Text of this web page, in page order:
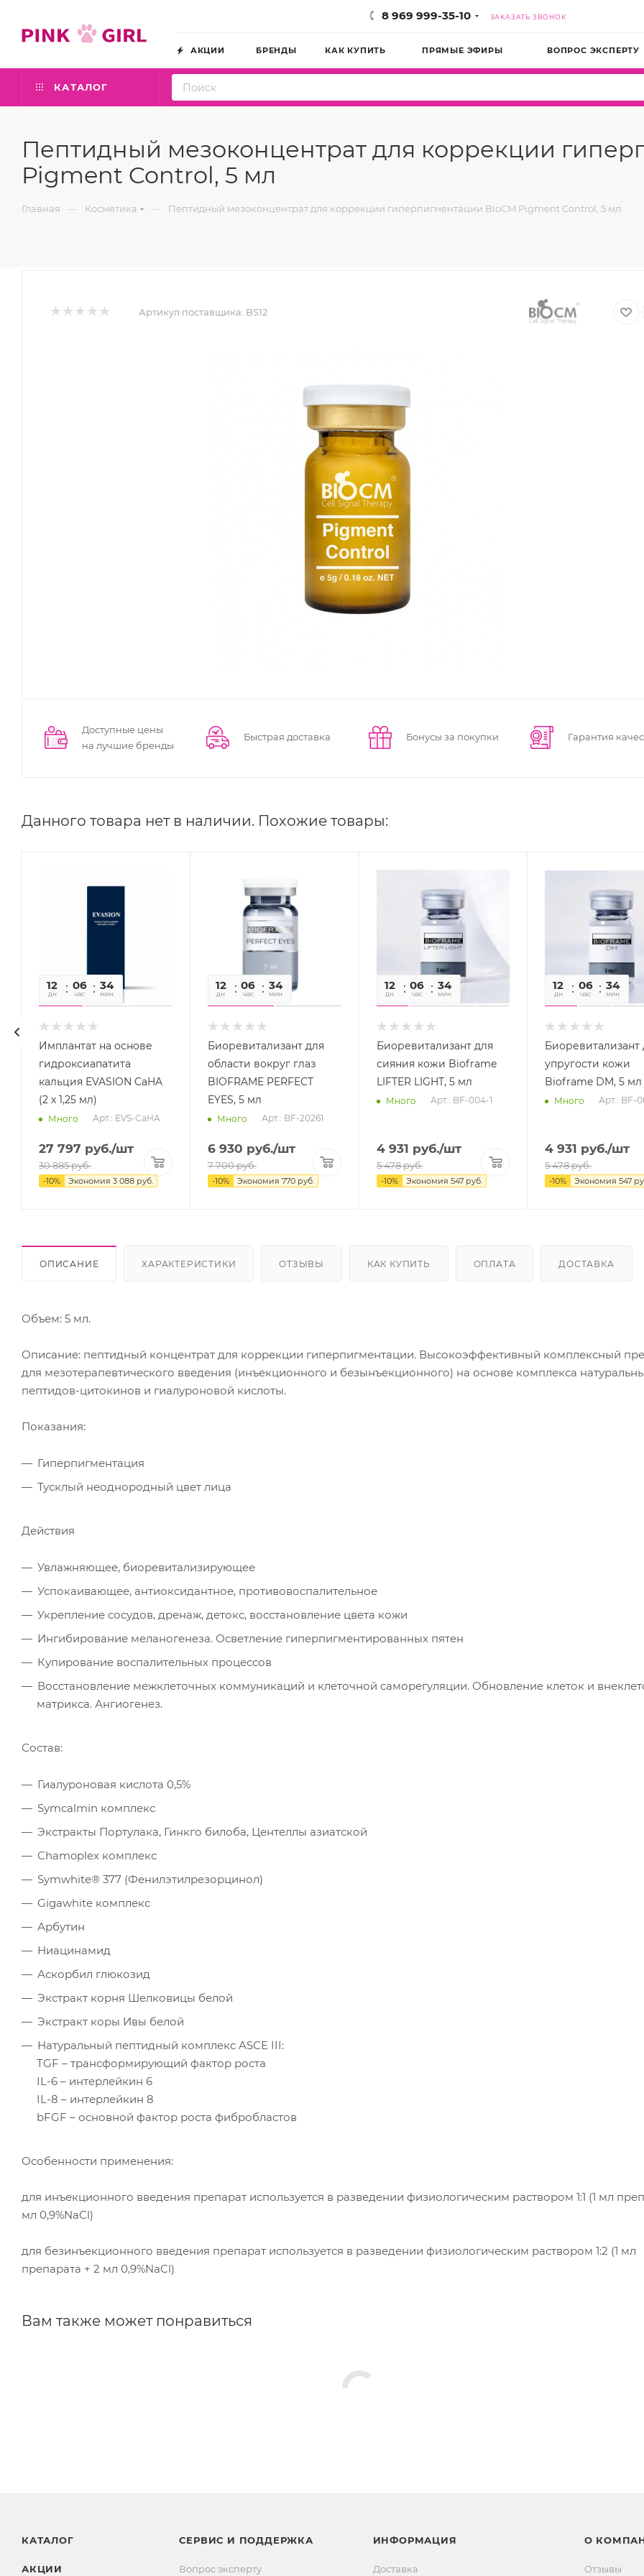
8 969 999-35-10 ЗАКАЗАТЬ ЗВОНОК
АКЦИИ БРЕНДЫ КАК КУПИТЬ ПРЯМЫЕ ЭФИРЫ ВОПРОС ЭКСПЕРТУ
КАТАЛОГ
Пептидный мезоконцентрат для коррекции
Pigment Control, 5 мл
Главная — Косметика — Пептидный мезоконцентрат для коррекции гиперпигментации BioCM Pigment Control, 5 мл
Артикул поставщика: BS12
Доступные цены
на лучшие бренды
Быстрая доставка Бонусы за покупки Гарантия
Данного товара нет в наличии. Похожие товары:
12
дн
06
час
34
мин
09
Имплантат на основе
гидроксиапатита
кальция EVASION CaHA
(2 х 1,25 мл)
Много Арт.: EVS-CaHA
27 797 руб./шт
30 885руб.
-10% Экономия 3 088 руб.
12
дн
06
час
34
мин
09
Биоревитализант для
области вокруг глаз
BIOFRAME PERFECT
EYES, 5 мл
Много Арт.: BF-20261
6 930 руб./шт
7 700руб.
-10% Экономия 770руб.
12
дн
06
час
34
мин
09
Биоревитализант для
сияния кожи Bioframe
LIFTER LIGHT, 5 мл
Много Арт.: BF-004-1
4 931 руб./шт
5 478руб.
-10% Экономия 547руб.
12
дн
06
час
34
мин
09
Биоревитализант
упругости кожи
Bioframe DM, 5 мл
Много Арт.: BF-
4 931 руб./шт
5 478руб.
-10% Экономия 547
ОПИСАНИЕ ХАРАКТЕРИСТИКИ ОТЗЫВЫ КАК КУПИТЬ ОПЛАТА ДОСТАВКА
Объем: 5 мл.
Описание: пептидный концентрат для коррекции гиперпигментации. Высокоэффективный комплексный
для мезотерапевтического введения (инъекционного и безынъекционного) на основе комплекса
пептидов-цитокинов и гиалуроновой кислоты.
Показания:
Гиперпигментация
Тусклый неоднородный цвет лица
Действия
Увлажняющее, биоревитализирующее
Успокаивающее, антиоксидантное, противовоспалительное
Укрепление сосудов, дренаж, детокс, восстановление цвета кожи
Ингибирование меланогенеза. Осветление гиперпигментированных пятен
Купирование воспалительных процессов
Восстановление межклеточных коммуникаций и клеточной саморегуляции. Обновление клеток и
матрикса. Ангиогенез.
Состав:
Гиалуроновая кислота 0,5%
Symcalmin комплекс
Экстракты Портулака, Гинкго билоба, Центеллы азиатской
Сhamopleх комплекс
Symwhite® 377 (Фенилэтилрезорцинол)
Gigawhite комплекс
Арбутин
Ниацинамид
Аскорбил глюкозид
Экстракт корня Шелковицы белой
Экстракт коры Ивы белой
Натуральный пептидный комплекс ASCE III:
TGF – трансформирующий фактор роста
IL-6 – интерлейкин 6
IL-8 – интерлейкин 8
bFGF – основной фактор роста фибробластов
Особенности применения:
для инъекционного введения препарат используется в разведении физиологическим раствором 1:1 (1 мл
мл 0,9%NaCl)
для безинъекционного введения препарат используется в разведении физиологическим раствором 1:2 (1 мл
препарата + 2 мл 0,9%NaCl)
Вам также может понравиться
КАТАЛОГ
АКЦИИ
СЕРВИС И ПОДДЕРЖКА
Вопрос эксперту
ИНФОРМАЦИЯ
Доставка
О
Отзывы